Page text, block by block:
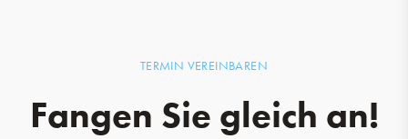
TERMIN VEREINBAREN
Fangen Sie gleich an!